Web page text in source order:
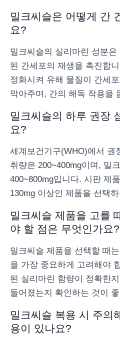
밀크씨슬은 어떻게 간
요?
밀크씨슬의 실리마린 성분
된 간세포의 재생을 촉진합
정화시켜 유해 물질이 간세
막아주며, 간의 해독 작용을
밀크씨슬의 하루 권장
요?
세계보건기구(WHO)에서 권
취량은 200~400mg이며, 밀
400~800mg입니다. 시판 제
130mg 이상인 제품을 선택
밀크씨슬 제품을 고를
야 할 점은 무엇인가요?
밀크씨슬 제품을 선택할 때
을 가장 중요하게 고려해야
된 실리마린 함량이 정확한
들어졌는지 확인하는 것이
밀크씨슬 복용 시 주의
용이 있나요?